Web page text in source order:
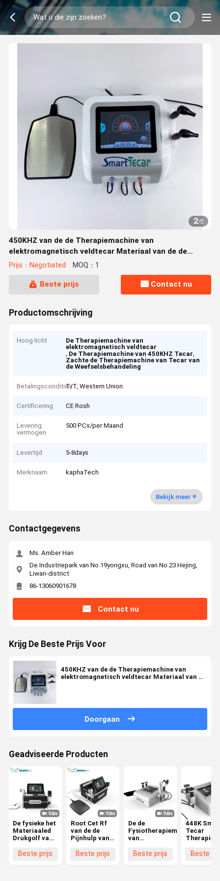
2/5
450KHZ van de de Therapiemachine van
elektromagnetisch veldtecar Materiaal van de de
Weefselsbehandeling rf het Zachte
Prijs：Negotiated MOQ：1
Beste prijs Contact nu
Productomschrijving
Hoog licht
De Therapiemachine van
elektromagnetisch veldtecar
, De Therapiemachine van 450KHZ Tecar,
Zachte de Therapiemachine van Tecar van
de Weefselsbehandeling
BetalingsconditiesT/T, Western Union
Certificering CE Rosh
Levering
vermogen
500 PCs/per Maand
Levertijd 5-8days
Merknaam kaphaTech
Bekijk meer
Contactgegevens
Ms. Amber Han
De Industriepark van No.19yongxu, Road van No.23 Hejing,
Liwan-district
86-13060901678
Contact nu
Krijg De Beste Prijs Voor
450KHZ van de de Therapiemachine van
elektromagnetisch veldtecar Materiaal van de
Doorgaan
Geadviseerde Producten
De fysieke het
Materiaaled
Drukgolf van
Therapiediathermie
Beste prijs
Root Cet Rf
van de de
Pijnhulp van
Fysiotherapiemateriaal
Beste prijs
De de
Fysiotherapiemachine
van
van de
Beste prijs
448K
Tecar
RF CET
Beste